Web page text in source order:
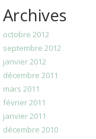
Archives
octobre 2012
septembre 2012
janvier 2012
décembre 2011
mars 2011
février 2011
janvier 2011
décembre 2010